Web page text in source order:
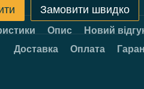
Замовити швидко
Опис
Новий
Доставка
Оплата